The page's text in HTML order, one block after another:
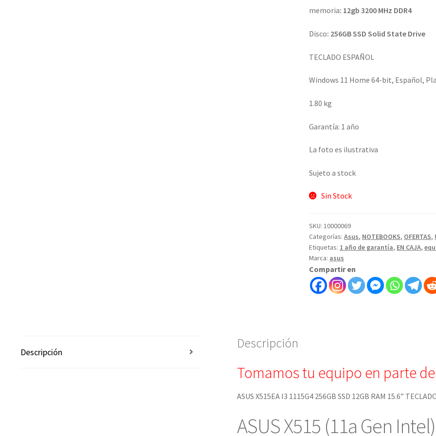
memoria: 12gb 3200 MHz DDR4
Disco: 256GB SSD Solid State Drive
TECLADO ESPAÑOL
Windows 11 Home 64-bit, Español,
1.80 kg
Garantía: 1 año
La foto es ilustrativa
Sujeto a stock
Sin Stock
SKU: 10000069
Categorías: Asus, NOTEBOOKS, OFERTAS,
Etiquetas: 1 año de garantía, EN CAJA,
Marca: asus
Compartir en
Descripción
Descripción
Tomamos tu equipo en parte
ASUS X515EA I3 1115G4 256GB SSD 12GB RAM 15.6”
ASUS X515 (11a Gen Intel)